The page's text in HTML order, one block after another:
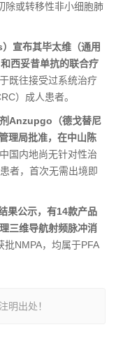
除或转移性非小细胞肺
宣布其毕太维（通用
西妥昔单抗的联合疗
既往接受过系统治疗
）成人患者。
Anzupgo（德戈替尼
理局批准，在中山陈
国内地尚无针对性治
者，首次无需出境即
果公示，有14款产品
三维导航射频脉冲消
批NMPA，均属于PFA
明出处！